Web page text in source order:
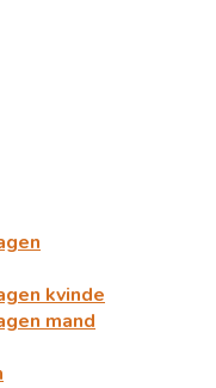
kvinde
mand